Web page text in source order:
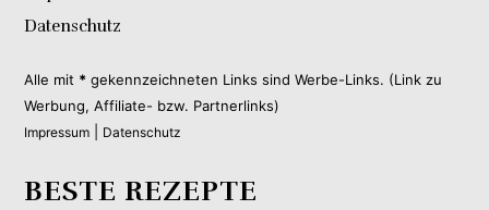
Datenschutz
Alle mit * gekennzeichneten Links sind Werbe-Links. (Link zu
Werbung, Affiliate- bzw. Partnerlinks)
Impressum Datenschutz
BESTE REZEPTE